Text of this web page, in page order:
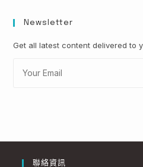
Newsletter
Get all latest content delivered to
聯絡資訊